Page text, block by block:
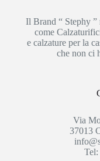
Il Brand “ Stephy ”
come
e calzature per la
che non ci
Via
37013
Tel: